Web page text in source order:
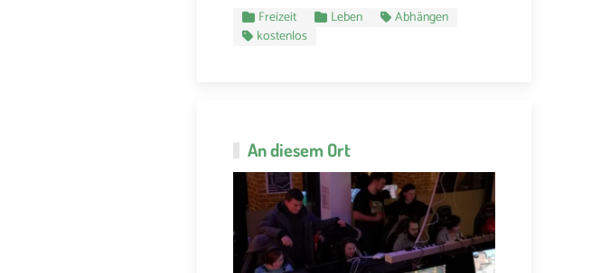
Freizeit Leben
Abhängen
kostenlos
An diesem Ort